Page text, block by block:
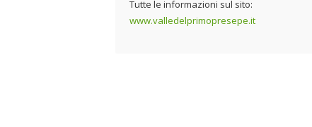
Tutte le informazioni sul sito:
www.valledelprimopresepe.it